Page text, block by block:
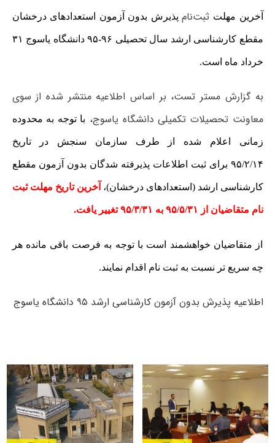
آخرین مهلت ثبت‌نامپذیرش بدون آزمون استعدادهای درخشان
مقطع کارشناسی ارشد سال تحصیلی ۹۶-۹۵ دانشگاه یاسوج ۳۱
خرداد ماه است.
به گزارش مستر تست، بر اساس اطلاعیه منتشر شده از سوی
معاونت تحصیلات تکمیلی دانشگاه یاسوج، با توجه به محدوده
زمانی اعلام شده از طرف سازمان سنجش در تاریخ
۹۵/۲/۱۴ برای ثبت اطلاعات پذیرفته شدگان بدون آزمون مقطع
کارشناسی ارشد (استعدادهای درخشان)، آخرین تاریخ مهلت ثبت
نام متقاضیان از ۹۵/۵/۳۱ به ۹۵/۳/۳۱ تغییر یافت.
از متقاضیان خواهشمند است با توجه به فرصت باقی مانده هر
چه سریع تر نسبت به ثبت نام اقدام نمایند.
اطلاعیه پذیرش بدون آزمون کارشناسی ارشد ۹۵ دانشگاه یاسوج